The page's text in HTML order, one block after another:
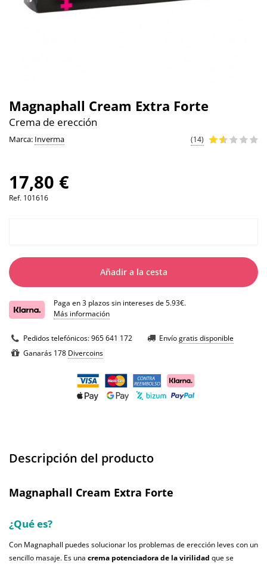
Magnaphall Cream Extra Forte
Crema de erección
Marca: Inverma (14)
17,80 €
Ref. 101616
Añadir a la cesta
Paga en 3 plazos sin intereses de 5.93€.
Más información
Pedidos telefónicos:965 641 172 Envíogratis disponible
Ganarás 178 Divercoins
Descripción del producto
Magnaphall Cream Extra Forte
¿Qué es?
Con Magnaphall puedes solucionar los problemas de erección leves con un
sencillo masaje. Es una crema potenciadora de la virilidad que se